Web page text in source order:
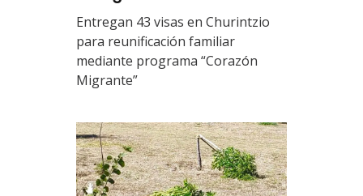
Entregan 43 visas en Churintzio
para reunificación familiar
mediante programa “Corazón
Migrante”